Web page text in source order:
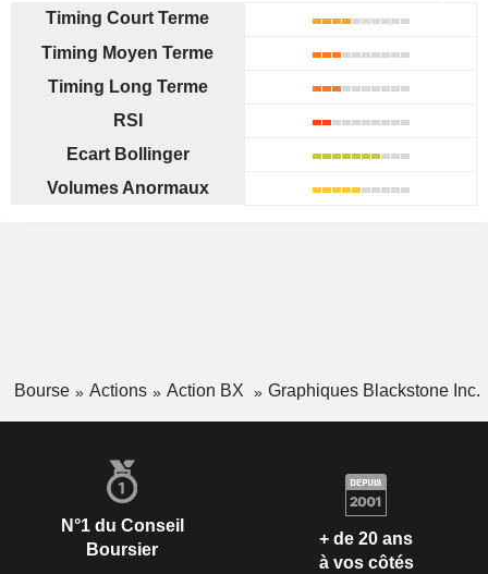
Timing Court Terme
Timing Moyen Terme
Timing Long Terme
RSI
Ecart Bollinger
Volumes Anormaux
Bourse Actions Action BX Graphiques Blackstone Inc.
N°1 du Conseil
Boursier
+ de 20 ans
à vos côtés